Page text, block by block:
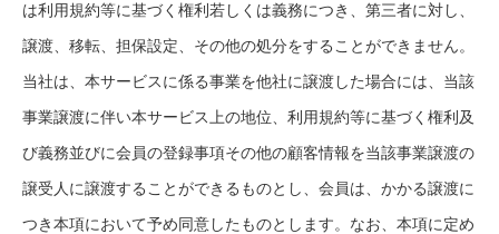
は利用規約等に基づく権利若しくは義務につき、第三者に対し、
譲渡、移転、担保設定、その他の処分をすることができません。
当社は、本サービスに係る事業を他社に譲渡した場合には、当該
事業譲渡に伴い本サービス上の地位、利用規約等に基づく権利及
び義務並びに会員の登録事項その他の顧客情報を当該事業譲渡の
譲受人に譲渡することができるものとし、会員は、かかる譲渡に
つき本項において予め同意したものとします。なお、本項に定め